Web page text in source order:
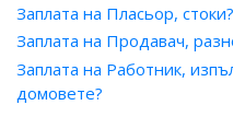
Заплата на Инспектор,
Заплата на Контрольор,
Заплата на Контрольор,
Заплата на Контрольор,
Заплата на Пласьор, стоки?
Заплата на Продавач,
Заплата на Работник,
домовете?